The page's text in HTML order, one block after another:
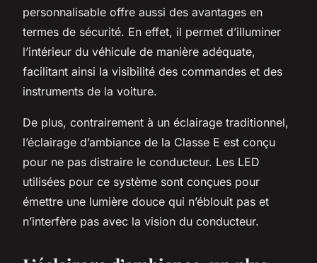
personnalisable offre aussi des avantages en
termes de sécurité. En effet, il permet d’illuminer
l’intérieur du véhicule de manière adéquate,
facilitant ainsi la visibilité des commandes et des
instruments de la voiture.
De plus, contrairement à un éclairage traditionnel,
l’éclairage d’ambiance de la Classe E est conçu
pour ne pas distraire le conducteur. Les LED
utilisées pour ce système sont conçues pour
émettre une lumière douce qui n’éblouit pas et
n’interfère pas avec la vision du conducteur.